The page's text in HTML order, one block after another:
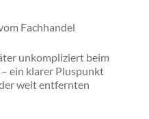
Fachhandel
unkompliziert beim
ein klarer Pluspunkt
weit entfernten